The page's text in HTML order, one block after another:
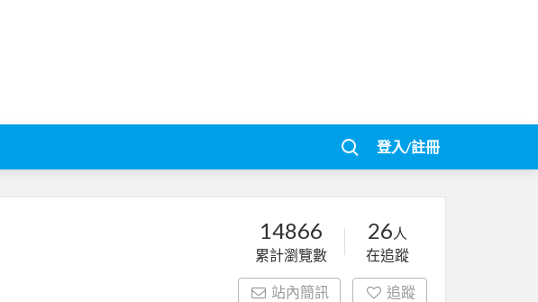
登入/註冊
14866
累計瀏覽數
26 人
在追蹤
站內簡訊 追蹤